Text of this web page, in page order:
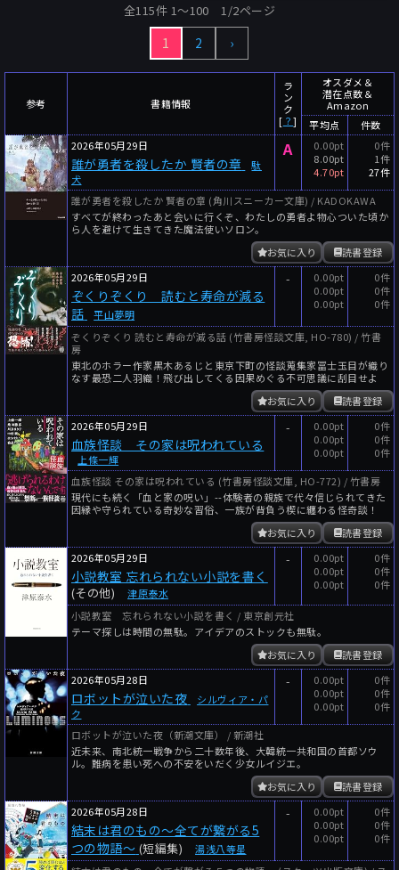
～
読者数
～
人
年代
年代と月の範囲
先月以降 今月以降
年
月
年
月
絞り込みリセット
全115件 1〜100 1/2ページ
1 2 ›
参考 書籍情報
ラ
ン
ク
[ ？]
オスダメ＆
潜在点数＆
Amazon
平均点
件数
2026年05月29日
誰が勇者を殺したか 賢者の章
駄
犬
A
0.00pt
8.00pt
4.70pt
0件
1件
27件
誰が勇者を殺したか 賢者の章 (角川スニーカー文庫) / KADOKAWA
すべてが終わったあと会いに行くぞ、わたしの勇者よ物心ついた頃か
ら人を避けて生きてきた魔法使いソロン。
読書登録
お気に入り
2026年05月29日
ぞくりぞくり 読むと寿命が減る
話
平山夢明
-
0.00pt
0.00pt
0.00pt
0件
0件
0件
ぞくりぞくり 読むと寿命が減る話 (竹書房怪談文庫, HO-780) / 竹書
房
東北のホラー作家黒木あるじと東京下町の怪談蒐集家冨士玉目が織り
なす最恐二人羽織！飛び出してくる因果めぐる不可思議に刮目せよ
読書登録
お気に入り
2026年05月29日
血族怪談 その家は呪われている
上條一輝
-
0.00pt
0.00pt
0.00pt
0件
0件
0件
血族怪談 その家は呪われている (竹書房怪談文庫, HO-772) / 竹書房
現代にも続く「血と家の呪い」--体験者の親族で代々信じられてきた
因縁や守られている奇妙な習俗、一族が背負う楔に纏わる怪奇談！
読書登録
お気に入り
2026年05月29日
小説教室 忘れられない小説を書く
(その他) 津原泰水
-
0.00pt
0.00pt
0.00pt
0件
0件
0件
小説教室 忘れられない小説を書く / 東京創元社
テーマ探しは時間の無駄。アイデアのストックも無駄。
読書登録
お気に入り
2026年05月28日
ロボットが泣いた夜
シルヴィア・パ
ク
-
0.00pt
0.00pt
0.00pt
0件
0件
0件
ロボットが泣いた夜（新潮文庫） / 新潮社
近未来、南北統一戦争から二十数年後、大韓統一共和国の首都ソウ
ル。難病を患い死への不安をいだく少女ルイジエ。
読書登録
お気に入り
2026年05月28日
結末は君のもの〜全てが繋がる5
つの物語〜 (短編集) 湯浅八等星
-
0.00pt
0.00pt
0.00pt
0件
0件
0件